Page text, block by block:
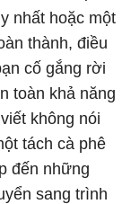
nhất hoặc một
thành, điều
cố gắng rời
toàn khả năng
không nói
tách cà phê
đến những
sang trình